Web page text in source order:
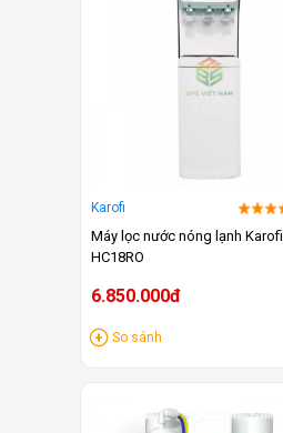
Karofi
Máy lọc nước nóng lạnh Karofi
HC18RO
6.850.000đ
So sánh